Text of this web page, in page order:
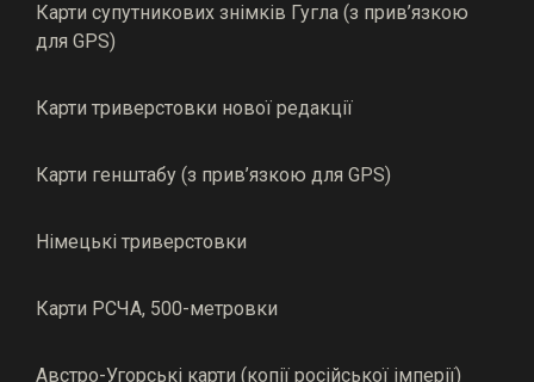
Карти супутникових знімків Гугла (з прив’язкою
для GPS)
Карти триверстовки нової редакції
Карти генштабу (з прив’язкою для GPS)
Німецькі триверстовки
Карти РСЧА, 500-метровки
Австро-Угорські карти (копії російської імперії)